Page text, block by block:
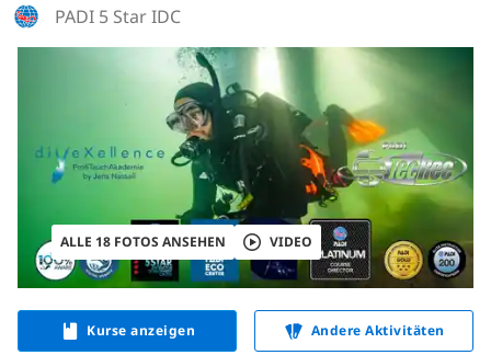
PADI 5 Star IDC
ALLE 18 FOTOS ANSEHEN VIDEO
Kurse anzeigen Andere Aktivitäten